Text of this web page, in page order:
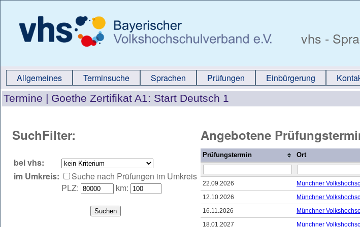
vhs -
Allgemeines Terminsuche Sprachen Prüfungen Einbürgerung
Termine | Goethe Zertifikat A1: Start Deutsch 1
SuchFilter:
bei vhs:
im Umkreis:
Suche nach Prüfungen im Umkreis
PLZ:
km:
Angebotene
Prüfungstermin Ort
22.09.2026 Münchner
12.10.2026
Münchner
16.11.2026
Münchner
18.01.2027
Münchner